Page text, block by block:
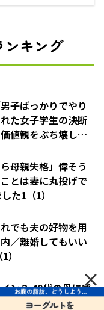
ンキング
子ばっかりでやり
た女子学生の決断
値観をぶち壊した
母親失格」偉そう
とは妻に丸投げで
た1（1）
でも夫の好物を用
／離婚してもいい
ン？ 40代の母に感×